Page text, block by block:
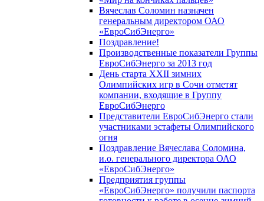
Вячеслав Соломин назначен
генеральным директором ОАО
«ЕвроСибЭнерго»
Поздравление!
Производственные показатели Группы
ЕвроСибЭнерго за 2013 год
День старта XXII зимних
Олимпийских игр в Сочи отметят
компании, входящие в Группу
ЕвроСибЭнерго
Представители ЕвроСибЭнерго стали
участниками эстафеты Олимпийского
огня
Поздравление Вячеслава Соломина,
и.о. генерального директора ОАО
«ЕвроСибЭнерго»
Предприятия группы
«ЕвроСибЭнерго» получили паспорта